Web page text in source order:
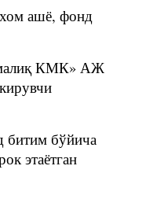
ашё, фонд
КМК» АЖ
битим бўйича
этаётган